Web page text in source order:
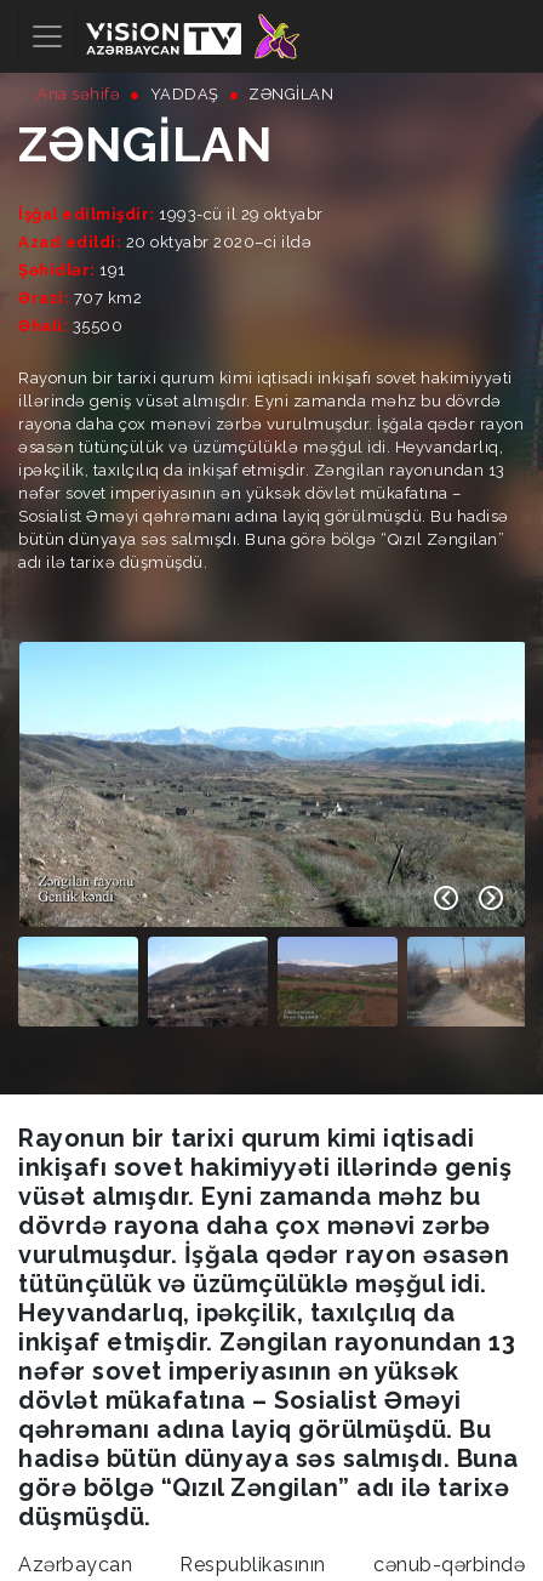
Ana səhifə YADDAŞ ZƏNGILAN
ZƏNGILAN
İşğal edilmişdir: 1993-cü il 29 oktyabr
Azad edildi: 20 oktyabr 2020–ci ildə
Şəhidlər: 191
Ərazi: 707 km2
Əhali: 35500
Rayonun bir tarixi qurum kimi iqtisadi inkişafı sovet hakimiyyəti
illərində geniş vüsət almışdır. Eyni zamanda məhz bu dövrdə
rayona daha çox mənəvi zərbə vurulmuşdur. İşğala qədər rayon
əsasən tütünçülük və üzümçülüklə məşğul idi. Heyvandarlıq,
ipəkçilik, taxılçılıq da inkişaf etmişdir. Zəngilan rayonundan 13
nəfər sovet imperiyasının ən yüksək dövlət mükafatına –
Sosialist Əməyi qəhrəmanı adına layiq görülmüşdü. Bu hadisə
bütün dünyaya səs salmışdı. Buna görə bölgə “Qızıl Zəngilan”
adı ilə tarixə düşmüşdü.
Rayonun bir tarixi qurum kimi iqtisadi
inkişafı sovet hakimiyyəti illərində geniş
vüsət almışdır. Eyni zamanda məhz bu
dövrdə rayona daha çox mənəvi zərbə
vurulmuşdur. İşğala qədər rayon əsasən
tütünçülük və üzümçülüklə məşğul idi.
Heyvandarlıq, ipəkçilik, taxılçılıq da
inkişaf etmişdir. Zəngilan rayonundan 13
nəfər sovet imperiyasının ən yüksək
dövlət mükafatına – Sosialist Əməyi
qəhrəmanı adına layiq görülmüşdü. Bu
hadisə bütün dünyaya səs salmışdı. Buna
görə bölgə “Qızıl Zəngilan” adı ilə tarixə
düşmüşdü.
Azərbaycan Respublikasının cənub-qərbində